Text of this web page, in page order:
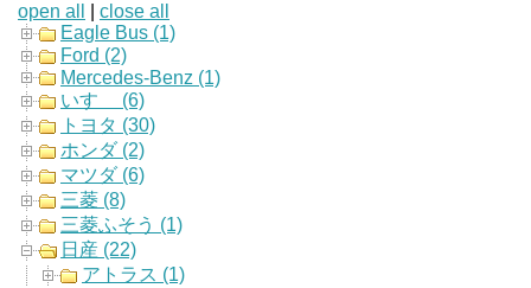
open all
close all
Eagle Bus (1)
Ford (2)
Mercedes-Benz (1)
いすゞ (6)
トヨタ (30)
ホンダ (2)
マツダ (6)
三菱 (8)
三菱ふそう (1)
日産 (22)
アトラス (1)